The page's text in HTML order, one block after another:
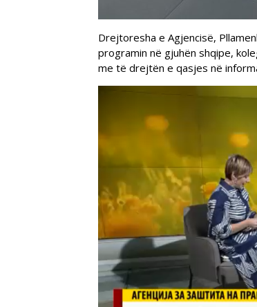
Drejtoresha e Agjencisë,
programin në gjuhën shqipe,
me të drejtën e qasjes në